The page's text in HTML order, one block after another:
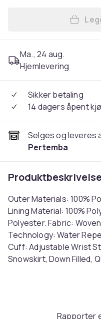
Ma., 24 aug.
Hjemlevering
Sikker betaling
14 dagers åpent
Selges og leveres
Pertemba
Outer Materials: 100%
Lining Material: 100%
Polyester. Fabric:
Technology: Water
Cuff: Adjustable Wrist
Snowskirt, Down Filled,
Rapporter